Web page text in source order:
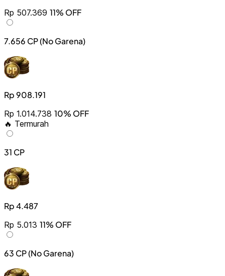
Rp 507.369 11% OFF
7.656 CP (No Garena)
Rp 908.191
Rp 1.014.738 10% OFF
🔥 Termurah
31 CP
Rp 4.487
Rp 5.013 11% OFF
63 CP (No Garena)